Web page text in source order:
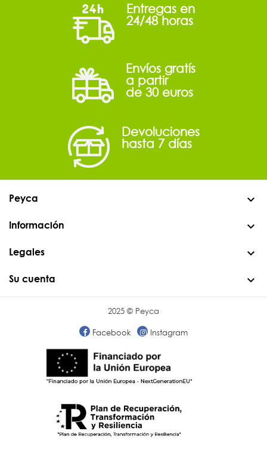
Entregas en
24/48 horas
Envíos gratís
a partir
de 30 euros
Devoluciones
hasta 7 días
Peyca
Información
Legales
Su cuenta
2025 © Peyca
Facebook
Instagram